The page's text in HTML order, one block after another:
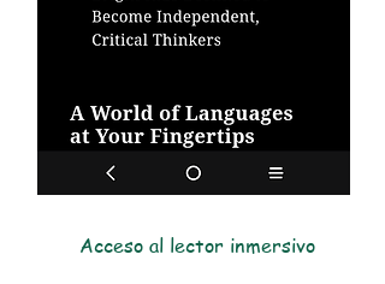
Acceso al lector inmersivo